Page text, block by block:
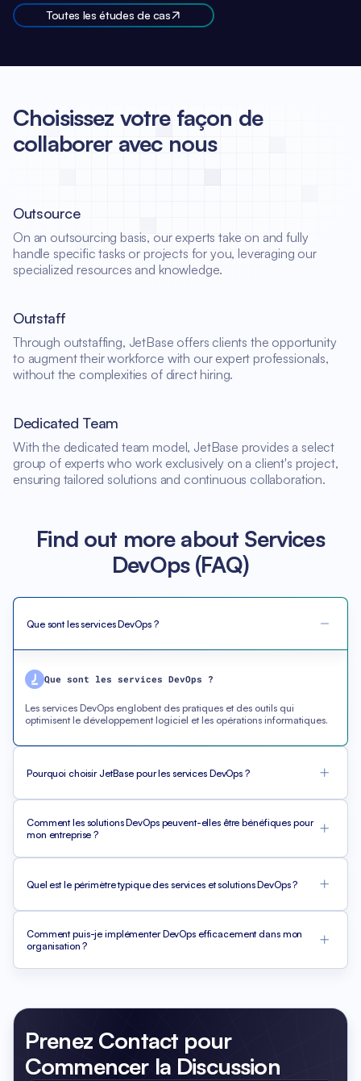
Toutes les études de cas
Choisissez votre façon de
collaborer avec nous
Outsource
On an outsourcing basis, our experts take on and fully
handle specific tasks or projects for you, leveraging our
specialized resources and knowledge.
Outstaff
Through outstaffing, JetBase offers clients the opportunity
to augment their workforce with our expert professionals,
without the complexities of direct hiring.
Dedicated Team
With the dedicated team model, JetBase provides a select
group of experts who work exclusively on a client's project,
ensuring tailored solutions and continuous collaboration.
Find out more about Services
DevOps (FAQ)
Que sont les services DevOps ?
Que sont les services DevOps ?
Les services DevOps englobent des pratiques et des outils qui
optimisent le développement logiciel et les opérations informatiques.
Pourquoi choisir JetBase pour les services DevOps ?
Comment les solutions DevOps peuvent-elles être bénéfiques pour
mon entreprise ?
Quel est le périmètre typique des services et solutions DevOps ?
Comment puis-je implémenter DevOps efficacement dans mon
organisation ?
Prenez Contact pour
Commencer la Discussion